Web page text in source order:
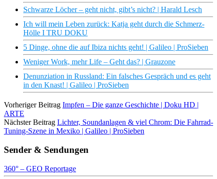
Schwarze Löcher – geht nicht, gibt’s nicht? | Harald Lesch
Ich will mein Leben zurück: Katja geht durch die Schmerz-
Hölle I TRU DOKU
5 Dinge, ohne die auf Ibiza nichts geht! | Galileo | ProSieben
Weniger Work, mehr Life – Geht das? | Grauzone
Denunziation in Russland: Ein falsches Gespräch und es geht
in den Knast! | Galileo | ProSieben
Vorheriger Beitrag Impfen – Die ganze Geschichte | Doku HD |
ARTE
Nächster Beitrag Lichter, Soundanlagen & viel Chrom: Die Fahrrad-
Tuning-Szene in Mexiko | Galileo | ProSieben
Sender & Sendungen
360° – GEO Reportage